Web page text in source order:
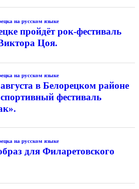
на русском языке
пройдёт рок-фестиваль
Цоя.
на русском языке
в Белорецком районе
фестиваль
на русском языке
для Филаретовского